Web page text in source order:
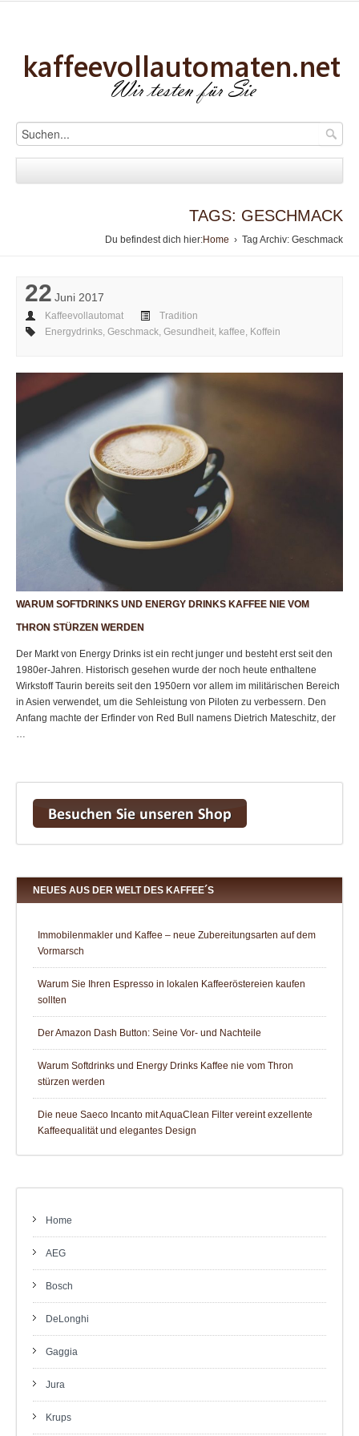
TAGS: GESCHMACK
Du befindest dich hier:Home › Tag Archiv: Geschmack
22 Juni 2017
Kaffeevollautomat
Tradition
Energydrinks, Geschmack, Gesundheit, kaffee, Koffein
WARUM SOFTDRINKS UND ENERGY DRINKS KAFFEE NIE VOM
THRON STÜRZEN WERDEN
Der Markt von Energy Drinks ist ein recht junger und besteht erst seit den
1980er-Jahren. Historisch gesehen wurde der noch heute enthaltene
Wirkstoff Taurin bereits seit den 1950ern vor allem im militärischen Bereich
in Asien verwendet, um die Sehleistung von Piloten zu verbessern. Den
Anfang machte der Erfinder von Red Bull namens Dietrich Mateschitz, der
NEUES AUS DER WELT DES KAFFEE´S
Immobilenmakler und Kaffee – neue Zubereitungsarten auf dem
Vormarsch
Warum Sie Ihren Espresso in lokalen Kaffeeröstereien kaufen
sollten
Der Amazon Dash Button: Seine Vor- und Nachteile
Warum Softdrinks und Energy Drinks Kaffee nie vom Thron
stürzen werden
Die neue Saeco Incanto mit AquaClean Filter vereint exzellente
Kaffeequalität und elegantes Design
Home
AEG
Bosch
DeLonghi
Gaggia
Jura
Krups